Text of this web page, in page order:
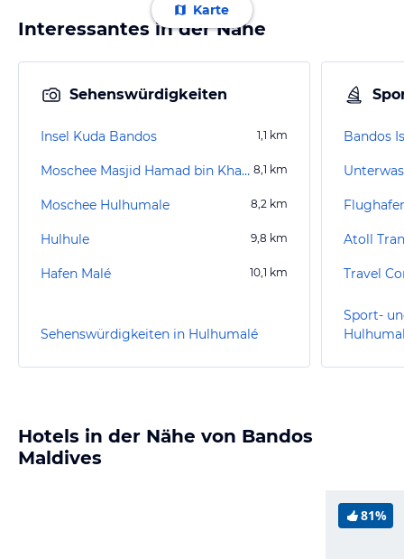
Karte
Interessantes in der Nähe
Sehenswürdigkeiten
Insel Kuda Bandos 1,1 km
Moschee Masjid Hamad bin Khalifa Al Thani 8,1 km
Moschee Hulhumale 8,2 km
Hulhule 9,8 km
Hafen Malé 10,1 km
Sehenswürdigkeiten in Hulhumalé
Bandos
Atoll
Travel
Sport-
Hotels in der Nähe von Bandos
Maldives
81%